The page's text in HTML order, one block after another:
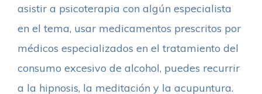
asistir a psicoterapia con algún especialista
en el tema, usar medicamentos prescritos por
médicos especializados en el tratamiento del
consumo excesivo de alcohol, puedes recurrir
a la hipnosis, la meditación y la acupuntura.